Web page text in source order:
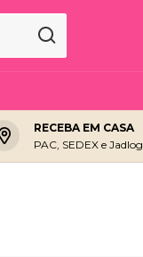
RECEBA EM CASA
PAC, SEDEX e Jadlog